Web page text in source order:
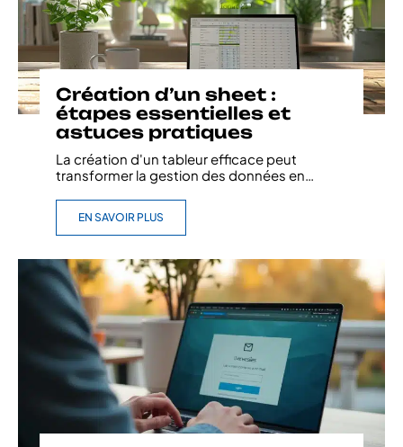
Création d’un sheet :
étapes essentielles et
astuces pratiques
La création d'un tableur efficace peut
transformer la gestion des données en
EN SAVOIR PLUS